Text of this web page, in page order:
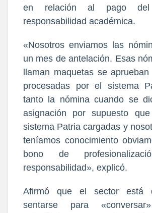
en relación al pago
responsabilidad académica.
«Nosotros enviamos las
un mes de antelación. Esas
llaman maquetas se
procesadas por el sistema
tanto la nómina cuando se
asignación por supuesto
sistema Patria cargadas y
teníamos conocimiento
bono de
responsabilidad», explicó.
Afirmó que el sector está
sentarse para